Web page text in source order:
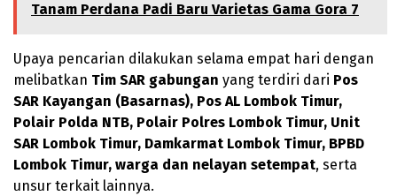
Tanam Perdana Padi Baru Varietas Gama Gora 7
Upaya pencarian dilakukan selama empat hari dengan
melibatkan Tim SAR gabungan yang terdiri dari Pos
SAR Kayangan (Basarnas), Pos AL Lombok Timur,
Polair Polda NTB, Polair Polres Lombok Timur, Unit
SAR Lombok Timur, Damkarmat Lombok Timur, BPBD
Lombok Timur, warga dan nelayan setempat, serta
unsur terkait lainnya.